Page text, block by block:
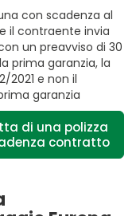
con scadenza al
e il contraente invia
un preavviso di 30
prima garanzia, la
2021 e non il
garanzia
di una polizza
contratto